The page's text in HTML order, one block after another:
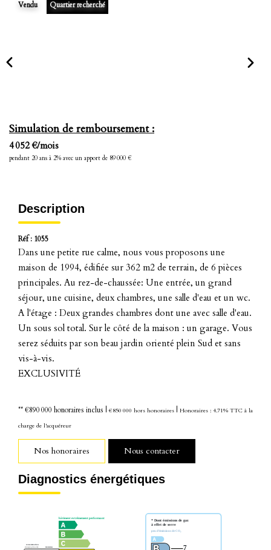
Vendu Quartier recherché
Simulation de remboursement :
4 052 €/mois
pendant 20 ans à 2% avec un apport de 89 000 €
Description
Réf : 1055
Dans une petite rue calme, nous vous proposons une
maison de 1994, édifiée sur 362 m2 de terrain, de 6 pièces
principales. Au rez-de-chaussée: Une entrée, un grand
séjour, une cuisine, deux chambres, une salle d'eau et un wc.
A l'étage : Deux grandes chambres dont une avec salle d'eau.
Un sous sol total. Sur le côté de la maison : un garage. Vous
serez séduits par son beau jardin orienté plein Sud et sans
vis-à-vis.
EXCLUSIVITÉ
** €890 000 honoraires inclus €850 000 hors honoraires
Honoraires : 4.71% TTC à la
charge de l'acquéreur
Nos honoraires Nous contacter
Diagnostics énergétiques